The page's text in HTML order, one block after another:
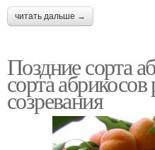
читать дальше →
Поздние сорта
сорта абрикосов
созревания